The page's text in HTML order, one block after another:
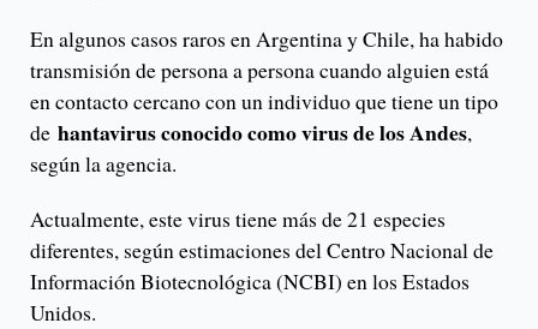
En algunos casos raros en Argentina y Chile, ha habido
transmisión de persona a persona cuando alguien está
en contacto cercano con un individuo que tiene un tipo
de hantavirus conocido como virus de los Andes,
según la agencia.
Actualmente, este virus tiene más de 21 especies
diferentes, según estimaciones del Centro Nacional de
Información Biotecnológica (NCBI) en los Estados
Unidos.